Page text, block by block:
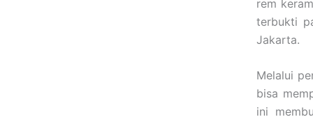
rem
terbukti
Jakarta.
Melalui
bisa
ini